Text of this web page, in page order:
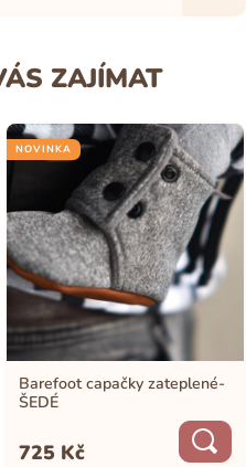
ZAJÍMAT
NOVINKA
Barefoot capačky zateplené-
ŠEDÉ
725 Kč